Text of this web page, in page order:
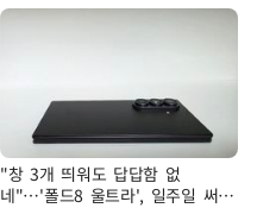
"창 3개 띄워도 답답함 없
네"…'폴드8 울트라', 일주일 써보